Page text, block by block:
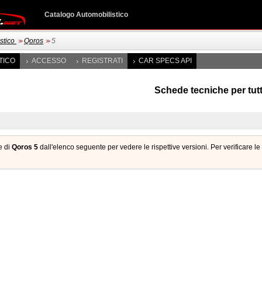
Catalogo Automobilistico
>> Qoros >> 5
ACCESSO REGISTRATI CAR SPECS API
Schede tecniche per
di Qoros 5 dall'elenco seguente per vedere le rispettive versioni. Per verificare